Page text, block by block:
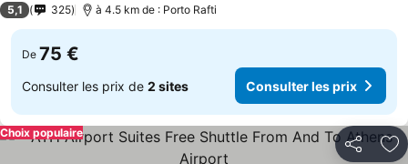
5,1 325 à 4.5 km de : Porto Rafti
De 75 €
Consulter les prix de 2 sites Consulter les prix
Partager
Choix populaire